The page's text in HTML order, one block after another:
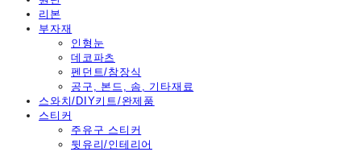
리본
부자재
인형눈
데코파츠
펜던트/참장식
공구, 본드, 솜, 기타재료
스와치/DIY키트/완제품
스티커
주유구 스티커
뒷유리/인테리어